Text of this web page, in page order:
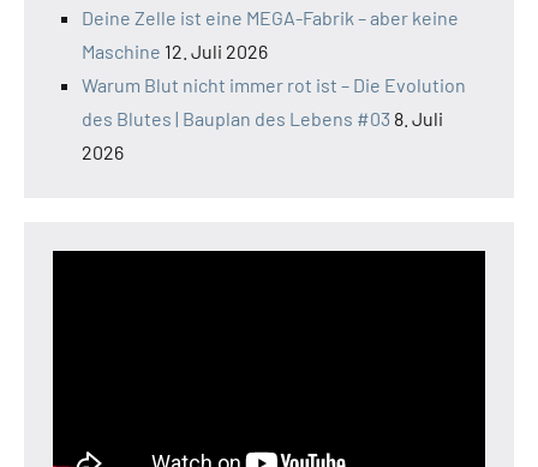
Deine Zelle ist eine MEGA-Fabrik – aber keine
Maschine 12. Juli 2026
Warum Blut nicht immer rot ist – Die Evolution
des Blutes | Bauplan des Lebens #03 8. Juli
2026